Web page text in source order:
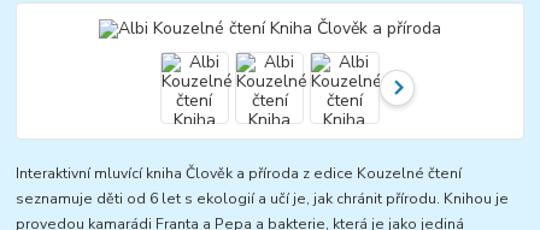
Interaktivní mluvící kniha Člověk a příroda z edice Kouzelné čtení
seznamuje děti od 6 let s ekologií a učí je, jak chránit přírodu. Knihou je
provedou kamarádi Franta a Pepa a bakterie, která je jako jediná